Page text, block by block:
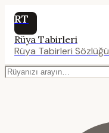
RT
Rüya Tabirleri
Rüya Tabirleri Sözlüğü